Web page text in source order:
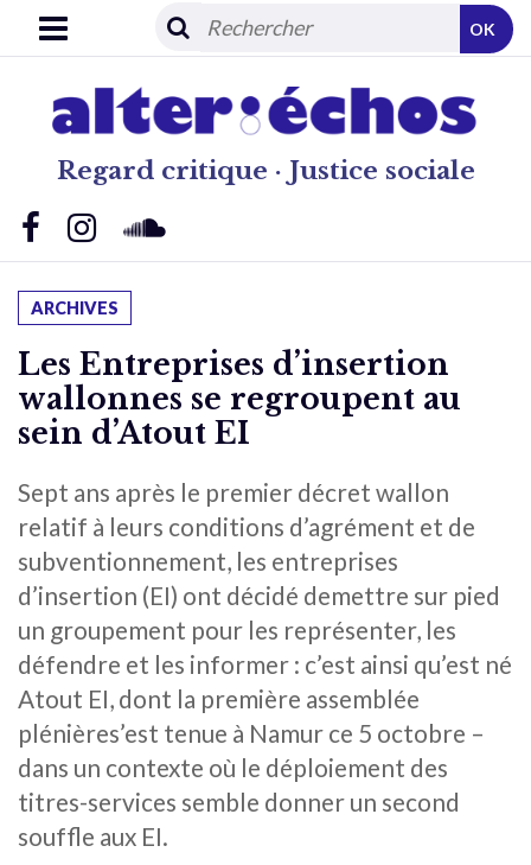
Regard critique · Justice sociale
OK
ARCHIVES
Les Entreprises d’insertion
wallonnes se regroupent au
sein d’Atout EI
Sept ans après le premier décret wallon
relatif à leurs conditions d’agrément et de
subventionnement, les entreprises
d’insertion (EI) ont décidé demettre sur pied
un groupement pour les représenter, les
défendre et les informer : c’est ainsi qu’est né
Atout EI, dont la première assemblée
plénières’est tenue à Namur ce 5 octobre –
dans un contexte où le déploiement des
titres-services semble donner un second
souffle aux EI.